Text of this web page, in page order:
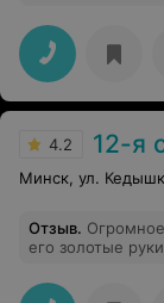
Александровичу
проделанную
под седацией
безболезненно
прошел хорошо,
оказывали
специалистам и
4.2 12-я
Минск, ул.
Отзыв.
его золотые
восьмерка возле